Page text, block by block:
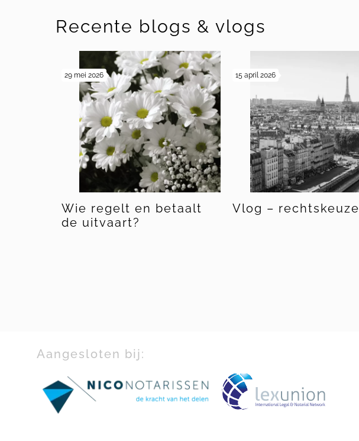
Recente blogs & vlogs
29 mei 2026
Wie regelt en betaalt
de uitvaart?
15 april 2026
Vlog – rechtskeuze
Aangesloten bij: